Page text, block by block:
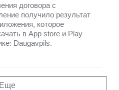
договора с
получило результат
которое
в App store и Play
Daugavpils.
Еще